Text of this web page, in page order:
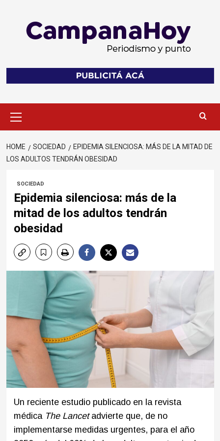
Menu
HOME SOCIEDAD
EPIDEMIA SILENCIOSA: MÁS DE LA MITAD DE
LOS ADULTOS TENDRÁN OBESIDAD
SOCIEDAD
Epidemia silenciosa: más de la
mitad de los adultos tendrán
obesidad
Un reciente estudio publicado en la revista
médica The Lancetadvierte que, de no
implementarse medidas urgentes, para el año